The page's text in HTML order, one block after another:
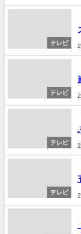
テレビ
テレビ
テレビ
テレビ